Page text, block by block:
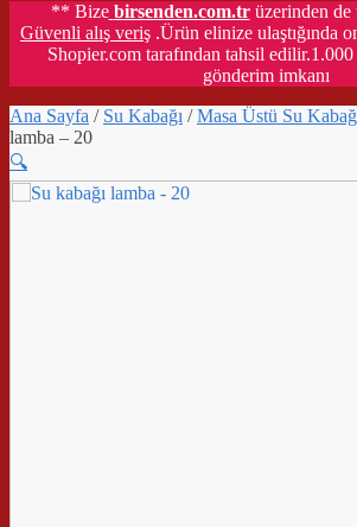
** Bize birsenden.com.trüzerinden
Güvenli alış veriş .Ürün elinize ulaştığında
Shopier.com tarafından tahsil
gönderim imkanı
Ana Sayfa / Su Kabağı /Masa Üstü Su
lamba – 20
🔍